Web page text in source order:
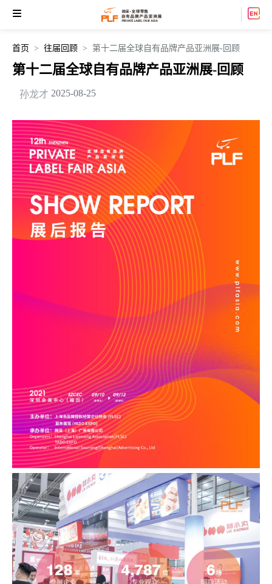
首页 往届回顾 第十二届全球自有品牌产品亚洲展-回顾
第十二届全球自有品牌产品亚洲展-回顾
孙龙才 2025-08-25